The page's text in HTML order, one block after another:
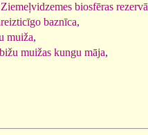
Ziemeļvidzemes biosfēras
baznīca,
muiža,
muižas kungu māja,